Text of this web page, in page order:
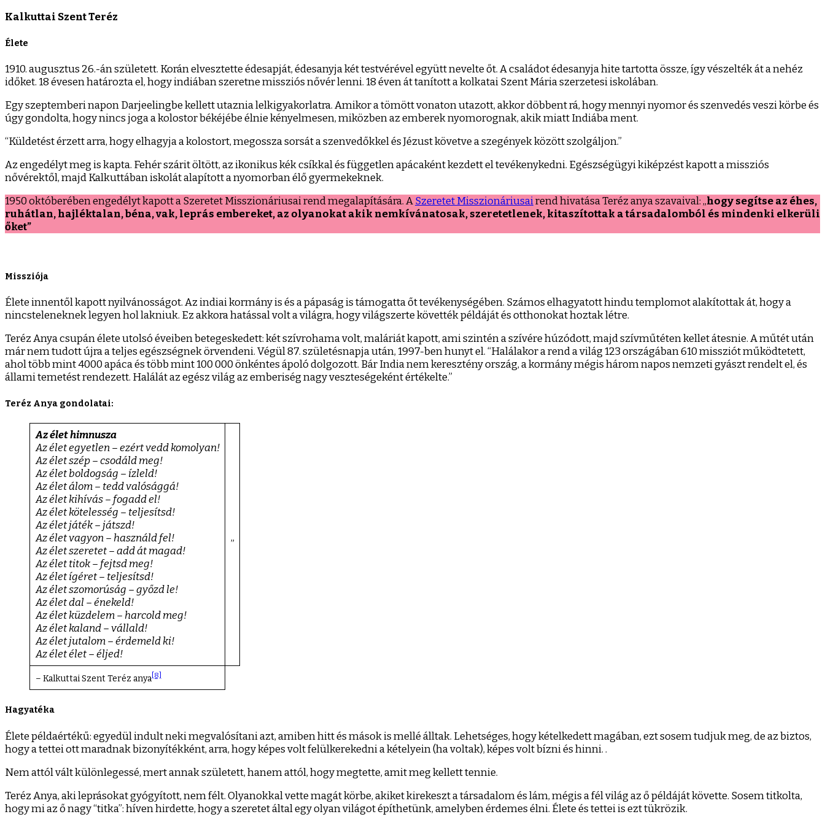
Kalkuttai Szent Teréz
Élete
1910. augusztus 26.-án született. Korán elvesztette édesapját, édesanyja két testvérével együtt nevelte őt. A családot édesanyja hite tartotta össze, így vészelték át a nehéz
időket. 18 évesen határozta el, hogy indiában szeretne missziós nővér lenni. 18 éven át tanított a kolkatai Szent Mária szerzetesi iskolában.
Egy szeptemberi napon Darjeelingbe kellett utaznia lelkigyakorlatra. Amikor a tömött vonaton utazott, akkor döbbent rá, hogy mennyi nyomor és szenvedés veszi körbe és
úgy gondolta, hogy nincs joga a kolostor békéjébe élnie kényelmesen, miközben az emberek nyomorognak, akik miatt Indiába ment.
“Küldetést érzett arra, hogy elhagyja a kolostort, megossza sorsát a szenvedőkkel és Jézust követve a szegények között szolgáljon.”
Az engedélyt meg is kapta. Fehér szárit öltött, az ikonikus kék csíkkal és független apácaként kezdett el tevékenykedni. Egészségügyi kiképzést kapott a missziós
nővérektől, majd Kalkuttában iskolát alapított a nyomorban élő gyermekeknek.
1950 októberében engedélyt kapott a Szeretet Misszionáriusai rend megalapítására. ASzeretet Misszionáriusairend hivatása Teréz anya szavaival: „hogy segítse az éhes,
ruhátlan, hajléktalan, béna, vak, leprás embereket, az olyanokat akik nemkívánatosak, szeretetlenek, kitaszítottak a társadalomból és mindenki elkerüli
őket”
Missziója
Élete innentől kapott nyilvánosságot. Az indiai kormány is és a pápaság is támogatta őt tevékenységében. Számos elhagyatott hindu templomot alakítottak át, hogy a
nincsteleneknek legyen hol lakniuk. Ez akkora hatással volt a világra, hogy világszerte követték példáját és otthonokat hoztak létre.
Teréz Anya csupán élete utolsó éveiben betegeskedett: két szívrohama volt, maláriát kapott, ami szintén a szívére húzódott, majd szívműtéten kellet átesnie. A műtét után
már nem tudott újra a teljes egészségnek örvendeni. Végül 87. születésnapja után, 1997-ben hunyt el. “Halálakor a rend a világ 123 országában 610 missziót működtetett,
ahol több mint 4000 apáca és több mint 100 000 önkéntes ápoló dolgozott. Bár India nem keresztény ország, a kormány mégis három napos nemzeti gyászt rendelt el, és
állami temetést rendezett. Halálát az egész világ az emberiség nagy veszteségeként értékelte.”
Teréz Anya gondolatai:
Az élet himnusza
Az élet egyetlen – ezért vedd komolyan!
Az élet szép – csodáld meg!
Az élet boldogság – ízleld!
Az élet álom – tedd valósággá!
Az élet kihívás – fogadd el!
Az élet kötelesség – teljesítsd!
Az élet játék – játszd!
Az élet vagyon – használd fel!
Az élet szeretet – add át magad!
Az élet titok – fejtsd meg!
Az élet ígéret – teljesítsd!
Az élet szomorúság – győzd le!
Az élet dal – énekeld!
Az élet küzdelem – harcold meg!
Az élet kaland – vállald!
Az élet jutalom – érdemeld ki!
Az élet élet – éljed!
”
– Kalkuttai Szent Teréz anya [8]
Hagyatéka
Élete példaértékű: egyedül indult neki megvalósítani azt, amiben hitt és mások is mellé álltak. Lehetséges, hogy kételkedett magában, ezt sosem tudjuk meg, de az biztos,
hogy a tettei ott maradnak bizonyítékként, arra, hogy képes volt felülkerekedni a kételyein (ha voltak), képes volt bízni és hinni. .
Nem attól vált különlegessé, mert annak született, hanem attól, hogy megtette, amit meg kellett tennie.
Teréz Anya, aki leprásokat gyógyított, nem félt. Olyanokkal vette magát körbe, akiket kirekeszt a társadalom és lám, mégis a fél világ az ő példáját követte. Sosem titkolta,
hogy mi az ő nagy “titka”: híven hirdette, hogy a szeretet által egy olyan világot építhetünk, amelyben érdemes élni. Élete és tettei is ezt tükrözik.